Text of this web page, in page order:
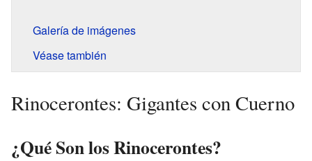
Galería de imágenes
Véase también
Rinocerontes: Gigantes con Cuerno
¿Qué Son los Rinocerontes?